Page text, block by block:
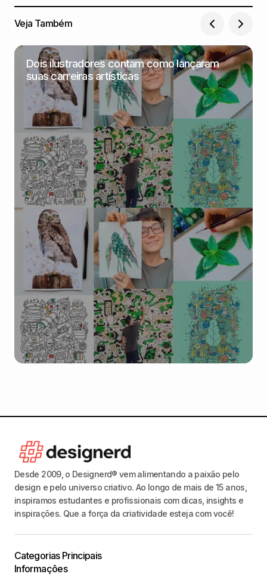
Veja Também
Dois ilustradores contam como lançaram
suas carreiras artísticas
Desde 2009, o Designerd® vem alimentando a paixão pelo
design e pelo universo criativo. Ao longo de mais de 15 anos,
inspiramos estudantes e profissionais com dicas, insights e
inspirações. Que a força da criatividade esteja com você!
Categorias Principais
Informações